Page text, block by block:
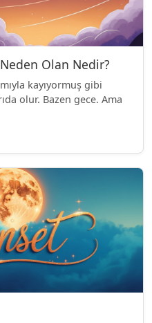
Olan Nedir?
kayıyormuş gibi
olur. Bazen gece. Ama